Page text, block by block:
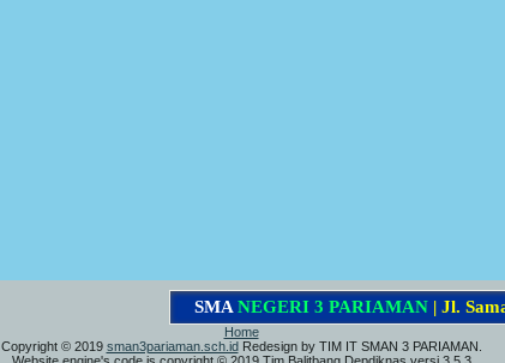
MA NE GERI 3 P A RIAMAN | Jl . Samaun
Home
Copyright © 2019 sman3pariaman.sch.idRedesign by TIM IT SMAN 3 PARIAMAN.